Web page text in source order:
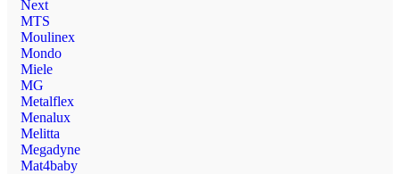
Next
MTS
Moulinex
Mondo
Miele
MG
Metalflex
Menalux
Melitta
Megadyne
Mat4baby